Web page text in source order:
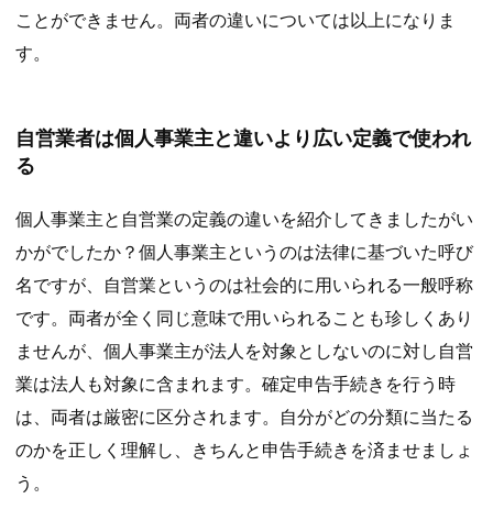
ことができません。両者の違いについては以上になりま
す。
自営業者は個人事業主と違いより広い定義で使われ
る
個人事業主と自営業の定義の違いを紹介してきましたがい
かがでしたか？個人事業主というのは法律に基づいた呼び
名ですが、自営業というのは社会的に用いられる一般呼称
です。両者が全く同じ意味で用いられることも珍しくあり
ませんが、個人事業主が法人を対象としないのに対し自営
業は法人も対象に含まれます。確定申告手続きを行う時
は、両者は厳密に区分されます。自分がどの分類に当たる
のかを正しく理解し、きちんと申告手続きを済ませましょ
う。